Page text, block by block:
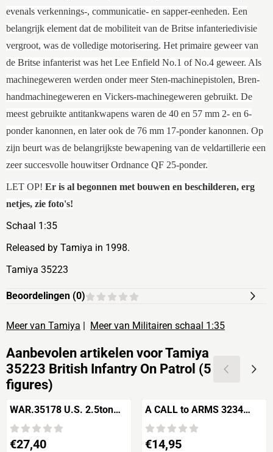
evenals verkennings-, communicatie- en sapper-eenheden. Een
belangrijk element dat de mobiliteit van de Britse infanteriedivisie
vergroot, was de volledige motorisering. Het primaire geweer van
de Britse infanterist was het Lee Enfield No.1 of No.4 geweer. Als
machinegeweren werden onder meer Sten-machinepistolen, Bren-
handmachinegeweren en Vickers-machinegeweren gebruikt. De
meest gebruikte antitankwapens waren de 40 en 57 mm 2- en 6-
ponder kanonnen, en later ook de 76 mm 17-ponder kanonnen. Op
zijn beurt was de belangrijkste bewapening van de veldartillerie een
zeer succesvolle houwitser Ordnance QF 25-ponder.
LET OP! Er is al begonnen met bouwen en beschilderen, erg
netjes, zie foto's!
Schaal 1:35
Released by Tamiya in 1998.
Tamiya 35223
Beoordelingen (0)
Meer van Tamiya | Meer van Militairen schaal 1:35
Aanbevolen artikelen voorTamiya
35223 British Infantry On Patrol (5
figures)
WAR.35178 U.S. 2.5ton
GMC TRUCK CREW
Prijs: 27,40
€27,40
A CALL to ARMS 3234
HASLERIGGE'S Lobsters
English Civil War
Prijs: 14,95
€14,95